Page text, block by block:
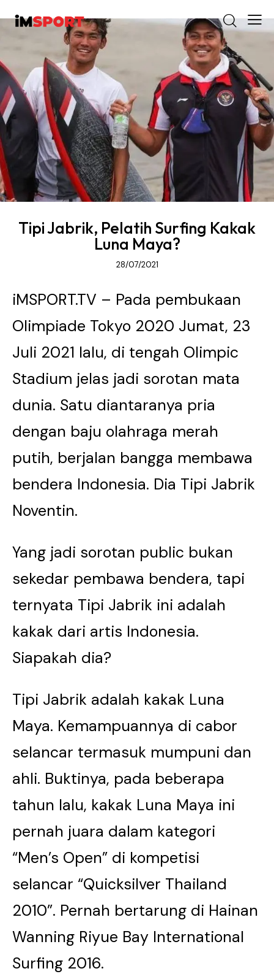
Tipi Jabrik, Pelatih Surfing Kakak
Luna Maya?
28/07/2021
iMSPORT.TV – Pada pembukaan
Olimpiade Tokyo 2020 Jumat, 23
Juli 2021 lalu, di tengah Olimpic
Stadium jelas jadi sorotan mata
dunia. Satu diantaranya pria
dengan baju olahraga merah
putih, berjalan bangga membawa
bendera Indonesia. Dia Tipi Jabrik
Noventin.
Yang jadi sorotan public bukan
sekedar pembawa bendera, tapi
ternyata Tipi Jabrik ini adalah
kakak dari artis Indonesia.
Siapakah dia?
Tipi Jabrik adalah kakak Luna
Maya. Kemampuannya di cabor
selancar termasuk mumpuni dan
ahli. Buktinya, pada beberapa
tahun lalu, kakak Luna Maya ini
pernah juara dalam kategori
“Men’s Open” di kompetisi
selancar “Quicksilver Thailand
2010”. Pernah bertarung di Hainan
Wanning Riyue Bay International
Surfing 2016.